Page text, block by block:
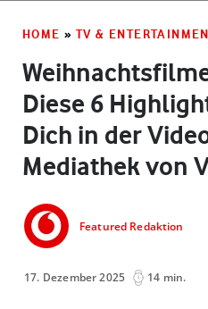
HOME » TV &
Diese 6
Dich in der
Mediathek von
Featured Redaktion
17. Dezember 2025 14 min.